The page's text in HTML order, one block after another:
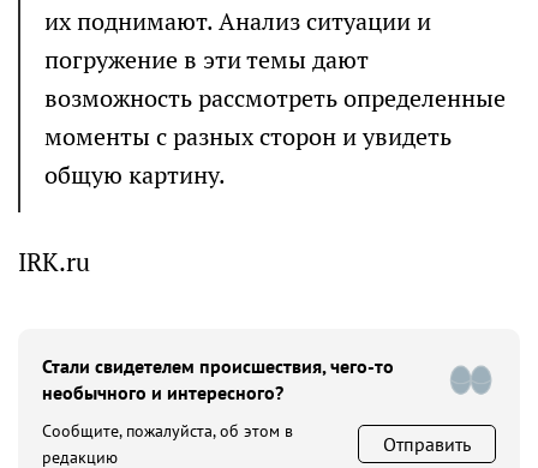
их поднимают. Анализ ситуации и
погружение в эти темы дают
возможность рассмотреть определенные
моменты с разных сторон и увидеть
общую картину.
IRK.ru
Стали свидетелем происшествия, чего-то
необычного и интересного?
Сообщите, пожалуйста, об этом в
редакцию
Отправить